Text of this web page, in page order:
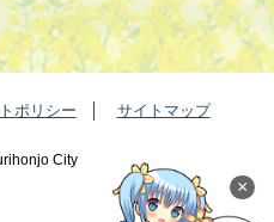
×
ポリシー サイトマップ
City